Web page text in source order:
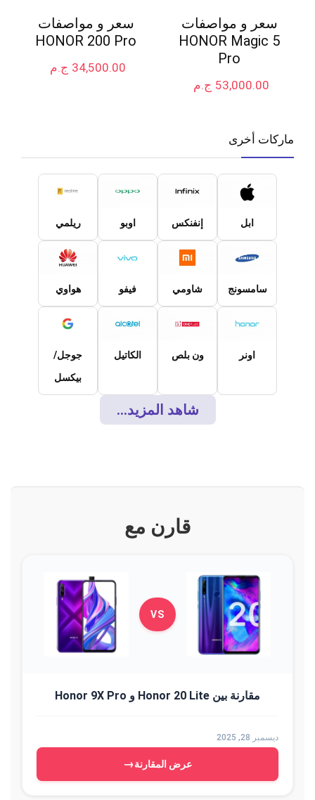
سعر و مواصفات
HONOR Magic 5
Pro
ج.م 53,000.00
سعر و مواصفات
HONOR 200 Pro
ج.م 34,500.00
ماركات أخرى
ابل إنفنكس اوبو ريلمي
سامسونج شاومي فيفو هواوي
اونر ون بلص الكاتيل
جوجل/
بيكسل
شاهد المزيد...
قارن مع
VS
مقارنة بين Honor 20 Lite و Honor 9X Pro
ديسمبر 28, 2025
عرض المقارنة→